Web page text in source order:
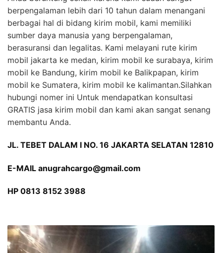
berpengalaman lebih dari 10 tahun dalam menangani
berbagai hal di bidang kirim mobil, kami memiliki
sumber daya manusia yang berpengalaman,
berasuransi dan legalitas. Kami melayani rute kirim
mobil jakarta ke medan, kirim mobil ke surabaya, kirim
mobil ke Bandung, kirim mobil ke Balikpapan, kirim
mobil ke Sumatera, kirim mobil ke kalimantan.Silahkan
hubungi nomer ini Untuk mendapatkan konsultasi
GRATIS jasa kirim mobil dan kami akan sangat senang
membantu Anda.
JL. TEBET DALAM I NO. 16 JAKARTA SELATAN 12810
E-MAIL anugrahcargo@gmail.com
HP 0813 8152 3988